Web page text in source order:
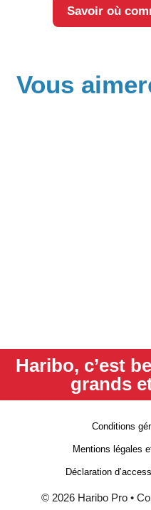
Savoir où
Vous
Haribo, c’est
grands
Conditions
Mentions légales
Déclaration
© 2026 Haribo Pro•